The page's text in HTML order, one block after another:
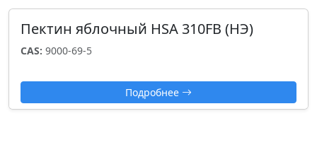
Пектин яблочный HSA 310FB (НЭ)
CAS: 9000-69-5
Подробнее